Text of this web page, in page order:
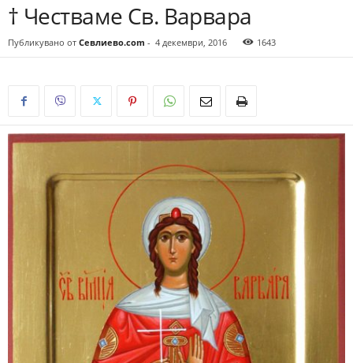
† Честваме Св. Варвара
Публикувано от Севлиево.com - 4 декември, 2016 1643